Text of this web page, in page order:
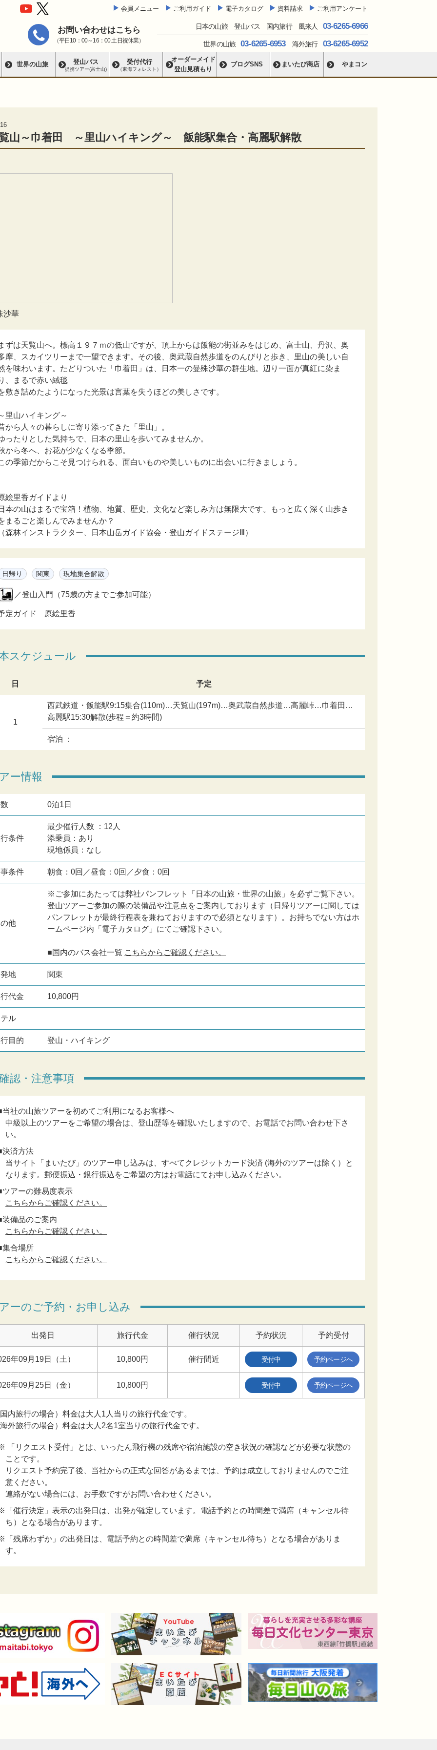
会員メニュー ご利用ガイド 電子カタログ 資料請求 ご利用アンケート
お問い合わせはこちら
（平日10：00～16：00 土日祝休業）
日本の山旅 登山バス 国内旅行 風来人 03-6265-6966
世界の山旅 03-6265-6953海外旅行 03-6265-6952
世界の山旅 登山バス
提携ツアー(富士山)
受付代行
（東海フォレスト）
オーダーメイド
登山見積もり
ブログSNS まいたび商店 やまコン
山～巾着田 ～里山ハイキング～ 飯能駅集合・高麗駅解散
沙華
ずは天覧山へ。標高１９７ｍの低山ですが、頂上からは飯能の街並みをはじめ、富士山、丹沢、奥
摩、スカイツリーまで一望できます。その後、奥武蔵自然歩道をのんびりと歩き、里山の美しい自
を味わいます。たどりついた「巾着田」は、日本一の曼殊沙華の群生地。辺り一面が真紅に染ま
、まるで赤い絨毯
敷き詰めたようになった光景は言葉を失うほどの美しさです。
里山ハイキング～
から人々の暮らしに寄り添ってきた「里山」。
ったりとした気持ちで、日本の里山を歩いてみませんか。
から冬へ、お花が少なくなる季節。
の季節だからこそ見つけられる、面白いものや美しいものに出会いに行きましょう。
絵里香ガイドより
本の山はまるで宝箱！植物、地質、歴史、文化など楽しみ方は無限大です。もっと広く深く山歩き
まるごと楽しんでみませんか？
森林インストラクター、日本山岳ガイド協会・登山ガイドステージⅢ）
日帰り 関東 現地集合解散
／登山入門（75歳の方までご参加可能）
定ガイド 原絵里香
スケジュール
日 予定
1
西武鉄道・飯能駅9:15集合(110m)…天覧山(197m)…奥武蔵自然歩道…高麗峠…巾着田…
高麗駅15:30解散(歩程＝約3時間)
宿泊 ：
ー情報
0泊1日
条件
最少催行人数 ：12人
添乗員：あり
現地係員：なし
条件 朝食：0回／昼食：0回／夕食：0回
他
※ご参加にあたっては弊社パンフレット「日本の山旅・世界の山旅」を必ずご覧下さい。
登山ツアーご参加の際の装備品や注意点をご案内しております（日帰りツアーに関しては
パンフレットが最終行程表を兼ねておりますので必須となります）。お持ちでない方はホ
ームページ内「電子カタログ」にてご確認下さい。
■国内のバス会社一覧 こちらからご確認ください。
地 関東
代金 10,800円
ル
目的 登山・ハイキング
認・注意事項
当社の山旅ツアーを初めてご利用になるお客様へ
中級以上のツアーをご希望の場合は、登山歴等を確認いたしますので、お電話でお問い合わせ下さ
い。
決済方法
当サイト「まいたび」のツアー申し込みは、すべてクレジットカード決済 (海外のツアーは除く）と
なります。郵便振込・銀行振込をご希望の方はお電話にてお申し込みください。
ツアーの難易度表示
こちらからご確認ください。
装備品のご案内
こちらからご確認ください。
集合場所
こちらからご確認ください。
ーのご予約・お申し込み
出発日 旅行代金 催行状況 予約状況 予約受付
年09月19日（土） 10,800円 催行間近 受付中 予約ページへ
年09月25日（金） 10,800円 受付中 予約ページへ
内旅行の場合）料金は大人1人当りの旅行代金です。
外旅行の場合）料金は大人2名1室当りの旅行代金です。
「リクエスト受付」とは、いったん飛行機の残席や宿泊施設の空き状況の確認などが必要な状態の
ことです。
リクエスト予約完了後、当社からの正式な回答があるまでは、予約は成立しておりませんのでご注
意ください。
連絡がない場合には、お手数ですがお問い合わせください。
「催行決定」表示の出発日は、出発が確定しています。電話予約との時間差で満席（キャンセル待
ち）となる場合があります。
「残席わずか」の出発日は、電話予約との時間差で満席（キャンセル待ち）となる場合がありま
す。